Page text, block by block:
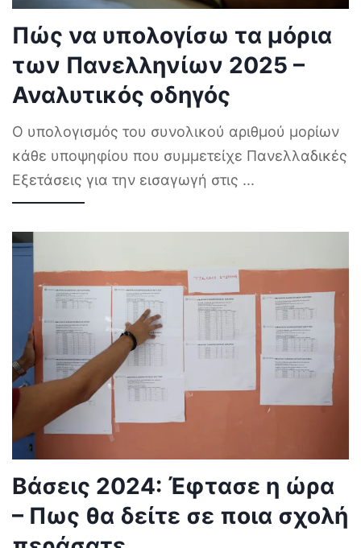
Πώς να υπολογίσω τα μόρια
των Πανελληνίων 2025 –
Αναλυτικός οδηγός
Ο υπολογισμός του συνολικού αριθμού μορίων
κάθε υποψηφίου που συμμετείχε Πανελλαδικές
Εξετάσεις για την εισαγωγή στις ...
Βάσεις 2024: Έφτασε η ώρα
– Πως θα δείτε σε ποια σχολή